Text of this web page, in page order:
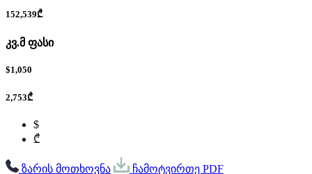
152,539₾
კვ.მ ფასი
$1,050
2,753₾
$
₾
ზარის მოთხოვნა ჩამოტვირთე PDF